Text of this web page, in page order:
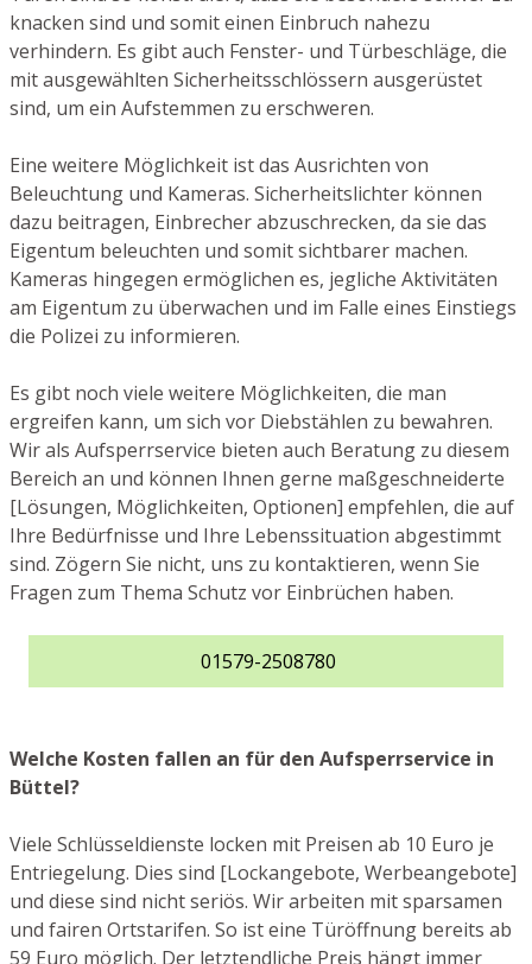
knacken sind und somit einen Einbruch nahezu
verhindern. Es gibt auch Fenster- und Türbeschläge, die
mit ausgewählten Sicherheitsschlössern ausgerüstet
sind, um ein Aufstemmen zu erschweren.
Eine weitere Möglichkeit ist das Ausrichten von
Beleuchtung und Kameras. Sicherheitslichter können
dazu beitragen, Einbrecher abzuschrecken, da sie das
Eigentum beleuchten und somit sichtbarer machen.
Kameras hingegen ermöglichen es, jegliche Aktivitäten
am Eigentum zu überwachen und im Falle eines Einstiegs
die Polizei zu informieren.
Es gibt noch viele weitere Möglichkeiten, die man
ergreifen kann, um sich vor Diebstählen zu bewahren.
Wir als Aufsperrservice bieten auch Beratung zu diesem
Bereich an und können Ihnen gerne maßgeschneiderte
[Lösungen, Möglichkeiten, Optionen] empfehlen, die auf
Ihre Bedürfnisse und Ihre Lebenssituation abgestimmt
sind. Zögern Sie nicht, uns zu kontaktieren, wenn Sie
Fragen zum Thema Schutz vor Einbrüchen haben.
01579-2508780
Welche Kosten fallen an für den Aufsperrservice in
Büttel?
Viele Schlüsseldienste locken mit Preisen ab 10 Euro je
Entriegelung. Dies sind [Lockangebote, Werbeangebote]
und diese sind nicht seriös. Wir arbeiten mit sparsamen
und fairen Ortstarifen. So ist eine Türöffnung bereits ab
59 Euro möglich. Der letztendliche Preis hängt immer